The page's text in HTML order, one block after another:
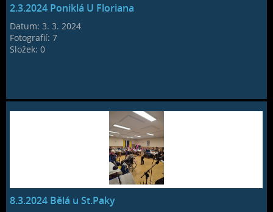
2.3.2024 Poniklá U Floriana
Datum:3. 3. 2024
Fotografií:7
Složek:0
8.3.2024 Bělá u St.Paky